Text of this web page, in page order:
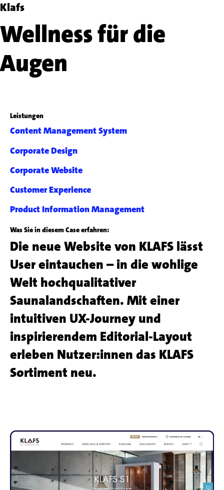
Klafs
Wellness für die
Augen
Leistungen
Content Management System
Corporate Design
Corporate Website
Customer Experience
Product Information Management
Was Sie in diesem Case erfahren:
Die neue Website von KLAFS lässt
User eintauchen – in die wohlige
Welt hochqualitativer
Saunalandschaften. Mit einer
intuitiven UX-Journey und
inspirierendem Editorial-Layout
erleben Nutzer:innen das KLAFS
Sortiment neu.